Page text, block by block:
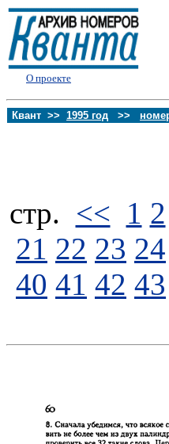
О проекте
Квант >> 1995 год >>
стp. << 1 2
21 22 23 24
40 41 42 43